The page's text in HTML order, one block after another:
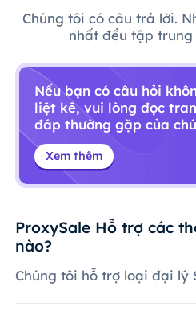
Chúng tôi có câu trả lời.
nhất đều tập
Nếu bạn có câu hỏi
liệt kê, vui lòng đọc
đáp thường gặp của
Xem thêm
ProxySale Hỗ trợ các
nào?
Chúng tôi hỗ trợ loại đại lý